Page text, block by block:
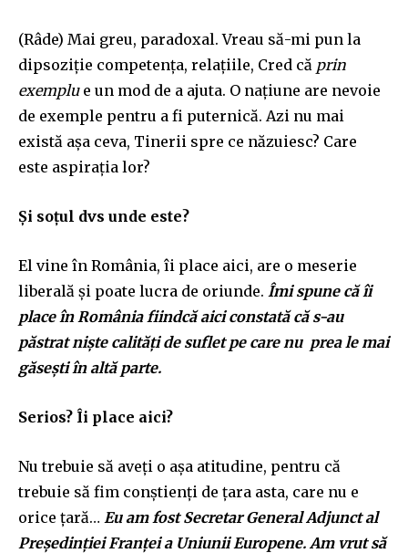
(Râde) Mai greu, paradoxal. Vreau să-mi pun la
dipsoziție competența, relațiile, Cred că prin
exemplue un mod de a ajuta. O națiune are nevoie
de exemple pentru a fi puternică. Azi nu mai
există așa ceva, Tinerii spre ce năzuiesc? Care
este aspirația lor?
Și soțul dvs unde este?
El vine în România, îi place aici, are o meserie
liberală și poate lucra de oriunde. Îmi spune că îi
place în România fiindcă aici constată că s-au
păstrat niște calități de suflet pe care nu prea lemai
găsești în altă parte.
Serios? Îi place aici?
Nu trebuie să aveți o așa atitudine, pentru că
trebuie să fim conștienți de țara asta, care nu e
orice țară… Eu am fost Secretar General Adjunct al
Președinției Franței a Uniunii Europene. Am vrut să